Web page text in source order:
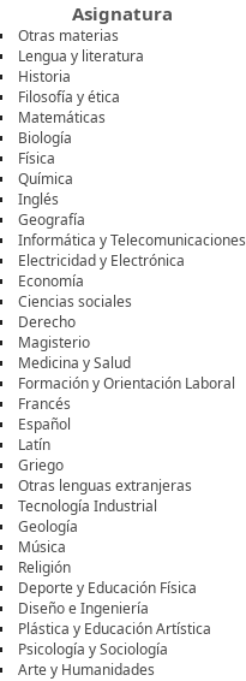
Asignatura
Otras materias
Lengua y literatura
Historia
Filosofía y ética
Matemáticas
Biología
Física
Química
Inglés
Geografía
Informática y Telecomunicaciones
Electricidad y Electrónica
Economía
Ciencias sociales
Derecho
Magisterio
Medicina y Salud
Formación y Orientación Laboral
Francés
Español
Latín
Griego
Otras lenguas extranjeras
Tecnología Industrial
Geología
Música
Religión
Deporte y Educación Física
Diseño e Ingeniería
Plástica y Educación Artística
Psicología y Sociología
Arte y Humanidades